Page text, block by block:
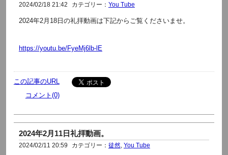
2024/02/18 21:42 カテゴリー： You Tube
2024年2月18日の礼拝動画は下記からご覧くださいませ。
https://youtu.be/FyeMj6lb-lE
この記事のURL
コメント(0)
2024年2月11日礼拝動画。
2024/02/11 20:59 カテゴリー： 徒然, You Tube